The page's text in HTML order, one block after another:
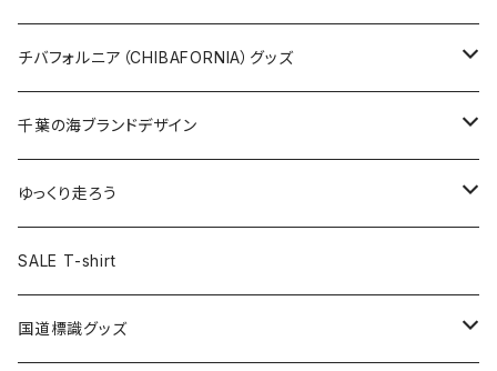
Tシャツ
キャップ
トートバッグ
ランチバッグ
エコバッグ
缶バッジ
キーホルダー
クリアファイル
ステッカー
缶バッジ
キーホルダー
クリアファイル
ステッカー大
缶バッジ32mm
缶バッジ54mm
エコバッグ
JAGUARさんコラボグッズ
Tシャツ
ステッカー
サコッシュ
ホテルキーホルダー
モーテルキーホルダー
ステッカー
缶バッジ
クリアファイル
マスク
エコバッグ
Tシャツ
キャップ
エコバッグ
ステッカー
モーテルキーホルダー
チバフォルニア（CHIBAFORNIA）グッズ
Tシャツ
キャップ
ステッカー
ホテルキーホルダー
千葉の海ブランドデザイン
Tシャツ
キャップ
ステッカー
ゆっくり走ろう
Tシャツ
ステッカー
SALE T-shirt
国道標識グッズ